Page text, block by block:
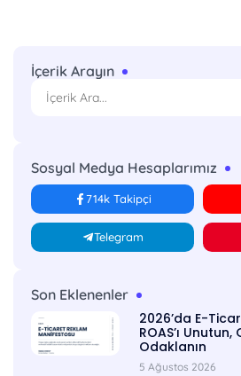
İçerik Arayın
Sosyal Medya Hesaplarımız
714k Takipçi
Telegram
Son Eklenenler
2026’da E-
ROAS’ı
Odaklanın
5 Ağustos 2026